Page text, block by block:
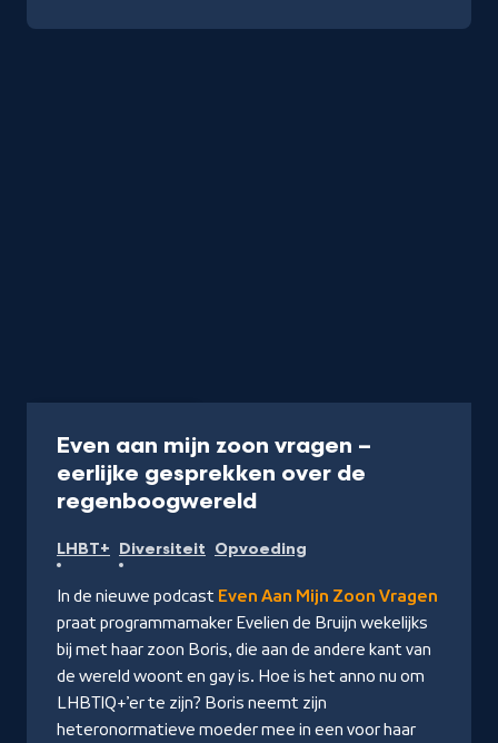
Even aan mijn zoon vragen –
eerlijke gesprekken over de
regenboogwereld-
NPO
Luister
LHBT+ Diversiteit Opvoeding
In de nieuwe podcast Even Aan Mijn Zoon Vragen
praat programmamaker Evelien de Bruijn wekelijks
bij met haar zoon Boris, die aan de andere kant van
de wereld woont en gay is. Hoe is het anno nu om
LHBTIQ+’er te zijn? Boris neemt zijn
heteronormatieve moeder mee in een voor haar